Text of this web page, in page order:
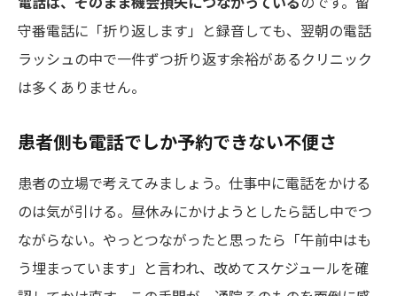
守番電話に「折り返します」と録音しても、翌朝の電話
ラッシュの中で一件ずつ折り返す余裕があるクリニック
は多くありません。
患者側も電話でしか予約できない不便さ
患者の立場で考えてみましょう。仕事中に電話をかける
のは気が引ける。昼休みにかけようとしたら話し中でつ
ながらない。やっとつながったと思ったら「午前中はも
う埋まっています」と言われ、改めてスケジュールを確